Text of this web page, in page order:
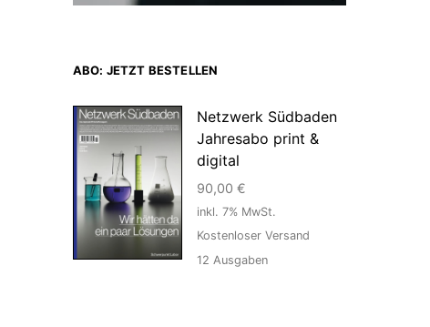
ABO: JETZT BESTELLEN
Netzwerk Südbaden
Jahresabo print &
digital
90,00 €
inkl. 7% MwSt.
Kostenloser Versand
12 Ausgaben